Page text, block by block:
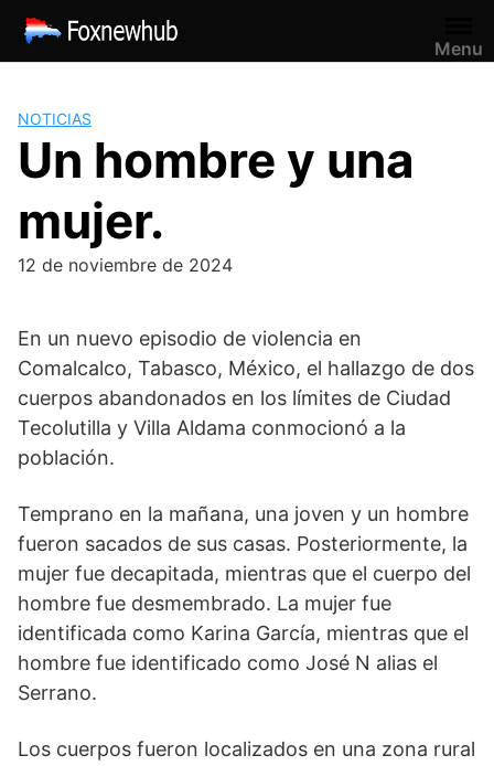
Saltar
contenido
Menu
NOTICIAS
Un hombre y una
mujer.
12 de noviembre de 2024
En un nuevo episodio de violencia en
Comalcalco, Tabasco, México, el hallazgo de dos
cuerpos abandonados en los límites de Ciudad
Tecolutilla y Villa Aldama conmocionó a la
población.
Temprano en la mañana, una joven y un hombre
fueron sacados de sus casas. Posteriormente, la
mujer fue decapitada, mientras que el cuerpo del
hombre fue desmembrado. La mujer fue
identificada como Karina García, mientras que el
hombre fue identificado como José N alias el
Serrano.
Los cuerpos fueron localizados en una zona rural